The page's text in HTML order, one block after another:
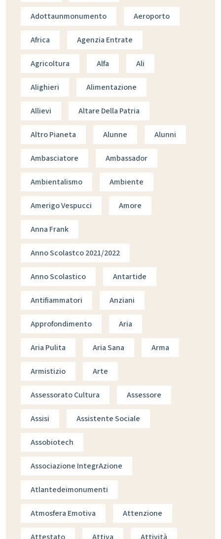
Adottaunmonumento Aeroporto
Africa Agenzia Entrate
Agricoltura Alfa Ali
Alighieri Alimentazione
Allievi Altare Della Patria
Altro Pianeta Alunne Alunni
Ambasciatore Ambassador
Ambientalismo Ambiente
Amerigo Vespucci Amore
Anna Frank
Anno Scolastco 2021/2022
Anno Scolastico Antartide
Antifiammatori Anziani
Approfondimento Aria
Aria Pulita Aria Sana Arma
Armistizio Arte
Assessorato Cultura Assessore
Assisi Assistente Sociale
Assobiotech
Associazione IntegrAzione
Atlantedeimonumenti
Atmosfera Emotiva Attenzione